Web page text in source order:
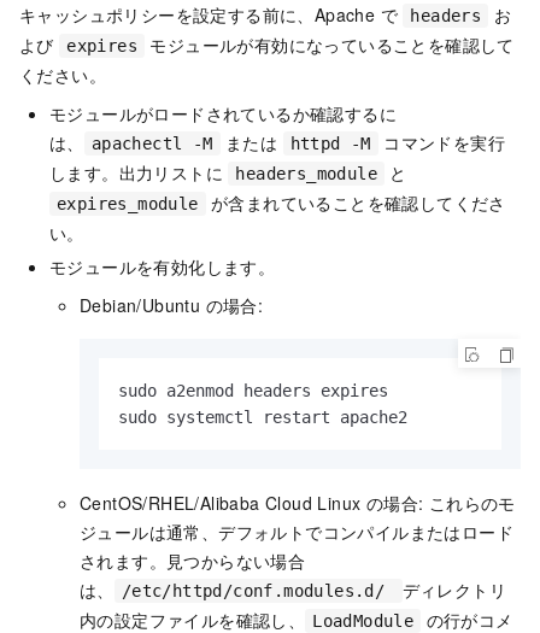
キャッシュポリシーを設定する前に、Apache で headers
お
よび
expires
モジュールが有効になっていることを確認して
ください。
モジュールがロードされているか確認するに
は、
apachectl -M または httpd -M
コマンドを実行
します。出力リストに
headers_module と
expires_module
が含まれていることを確認してくださ
い。
モジュールを有効化します。
Debian/Ubuntu の場合:
sudo a2enmod headers expires
sudo systemctl restart apache2
CentOS/RHEL/Alibaba Cloud Linux の場合: これらのモ
ジュールは通常、デフォルトでコンパイルまたはロード
されます。見つからない場合
は、
/etc/httpd/conf.modules.d/
ディレクトリ
内の設定ファイルを確認し、
LoadModule
の行がコメ